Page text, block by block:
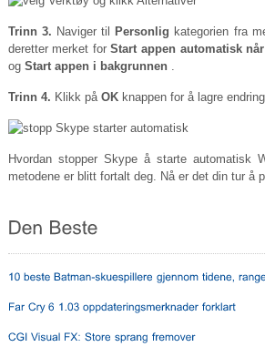
Trinn 3. Naviger til Personlig kategorien fra
deretter merket forStart appen automatisk
og Start appen i bakgrunnen.
Trinn 4. Klikk på OKknappen for å lagre
Hvordan stopper Skype å starte automatisk
metodene er blitt fortalt deg. Nå er det din tur å